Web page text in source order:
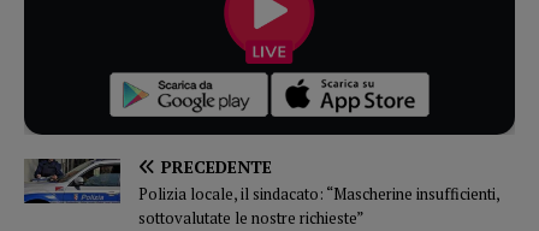
PRECEDENTE
Polizia locale, il sindacato: “Mascherine insufficienti,
sottovalutate le nostre richieste”